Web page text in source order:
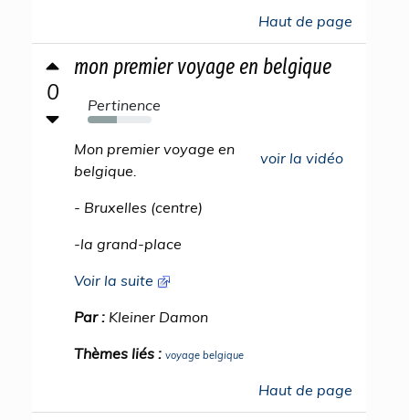
Haut de page
0
mon premier voyage en belgique
Pertinence
45%
voir la vidéo
Mon premier voyage en
belgique.
- Bruxelles (centre)
-la grand-place
Voir la suite
Par : Kleiner Damon
Thèmes liés : voyage belgique
Haut de page